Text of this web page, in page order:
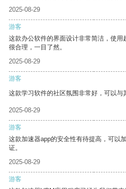
2025-08-29
游客
这款办公软件的界面设计非常简洁，使
很合理，一目了然。
2025-08-29
游客
这款学习软件的社区氛围非常好，可以与
2025-08-29
游客
这款加速器app的安全性有待提高，可以
证。
2025-08-29
游客